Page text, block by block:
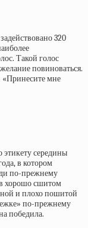
320
Такой голос
повиноваться.
«Принесите мне
этикету середины
в котором
по-прежнему
хорошо сшитом
и плохо пошитой
по-прежнему
победила.